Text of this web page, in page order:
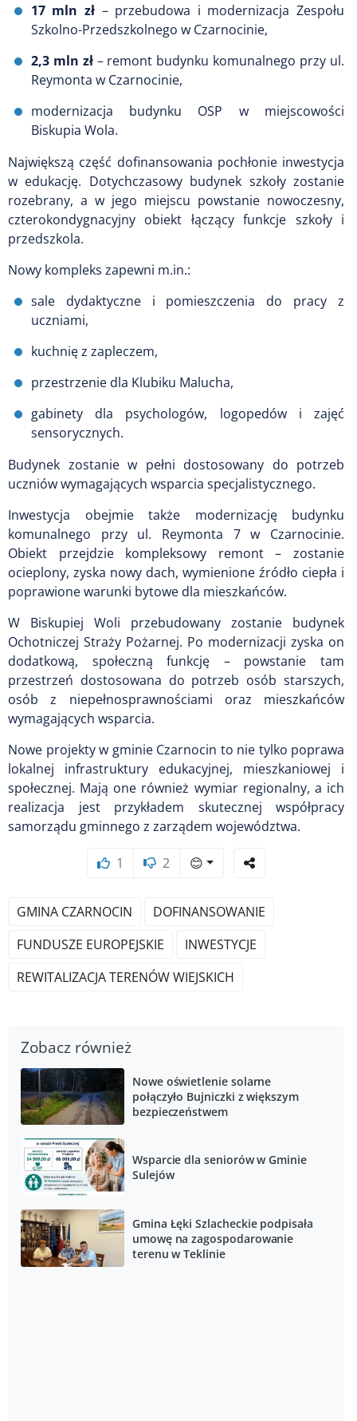
17 mln zł – przebudowa i modernizacja Zespołu
Szkolno-Przedszkolnego w Czarnocinie,
2,3 mln zł– remont budynku komunalnego przy ul.
Reymonta w Czarnocinie,
modernizacja budynku OSP w miejscowości
Biskupia Wola.
Największą część dofinansowania pochłonie inwestycja
w edukację. Dotychczasowy budynek szkoły zostanie
rozebrany, a w jego miejscu powstanie nowoczesny,
czterokondygnacyjny obiekt łączący funkcje szkoły i
przedszkola.
Nowy kompleks zapewni m.in.:
sale dydaktyczne i pomieszczenia do pracy z
uczniami,
kuchnię z zapleczem,
przestrzenie dla Klubiku Malucha,
gabinety dla psychologów, logopedów i zajęć
sensorycznych.
Budynek zostanie w pełni dostosowany do potrzeb
uczniów wymagających wsparcia specjalistycznego.
Inwestycja obejmie także modernizację budynku
komunalnego przy ul. Reymonta 7 w Czarnocinie.
Obiekt przejdzie kompleksowy remont – zostanie
ocieplony, zyska nowy dach, wymienione źródło ciepła i
poprawione warunki bytowe dla mieszkańców.
W Biskupiej Woli przebudowany zostanie budynek
Ochotniczej Straży Pożarnej. Po modernizacji zyska on
dodatkową, społeczną funkcję – powstanie tam
przestrzeń dostosowana do potrzeb osób starszych,
osób z niepełnosprawnościami oraz mieszkańców
wymagających wsparcia.
Nowe projekty w gminie Czarnocin to nie tylko poprawa
lokalnej infrastruktury edukacyjnej, mieszkaniowej i
społecznej. Mają one również wymiar regionalny, a ich
realizacja jest przykładem skutecznej współpracy
samorządu gminnego z zarządem województwa.
1 2 😊
GMINA CZARNOCIN
DOFINANSOWANIE
FUNDUSZE EUROPEJSKIE
INWESTYCJE
REWITALIZACJA TERENÓW WIEJSKICH
Zobacz również
Nowe oświetlenie solarne
połączyło Bujniczki z większym
bezpieczeństwem
Wsparcie dla seniorów w Gminie
Sulejów
Gmina Łęki Szlacheckie podpisała
umowę na zagospodarowanie
terenu w Teklinie